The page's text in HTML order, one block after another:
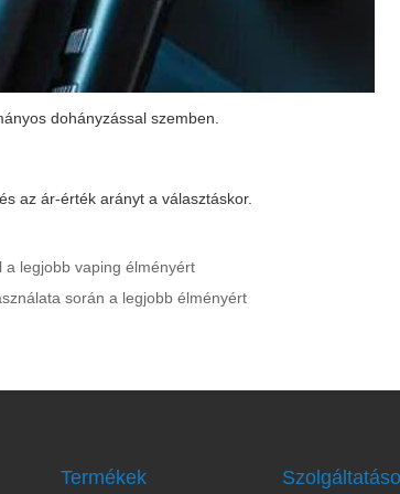
dohányzással szemben.
az ár-érték arányt a választáskor.
legjobb vaping élményért
során a legjobb élményért
Termékek